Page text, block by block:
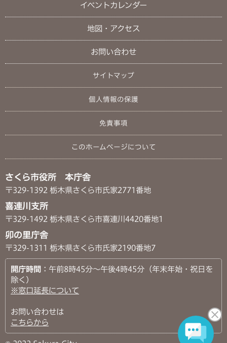
イベントカレンダー
地図・アクセス
お問い合わせ
サイトマップ
個人情報の保護
免責事項
このホームページについて
さくら市役所 本庁舎
〒329-1392 栃木県さくら市氏家2771番地
喜連川支所
〒329-1492 栃木県さくら市喜連川4420番地1
卯の里庁舎
〒329-1311 栃木県さくら市氏家2190番地7
開庁時間 ：午前8時45分～午後4時45分（年末年始・祝日を
除く）
※窓口延長について
お問い合わせは
こちらから